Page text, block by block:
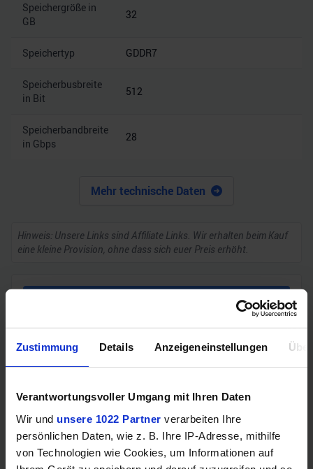
Zustimmung Details Anzeigeneinstellungen
Verantwortungsvoller Umgang mit Ihren Daten
Wir und unsere 1022 Partner verarbeiten Ihre
persönlichen Daten, wie z. B. Ihre IP-Adresse, mithilfe
von Technologien wie Cookies, um Informationen auf
Speichergröße in
GB
32
Speichertyp GDDR7
Speicherbusbreite
in Bit
512
Speicherbandbreite
in Gbps
28
Mehr technische Daten
Hinweis: Unsere Links sind Affiliate Links. Wir erhalten beim Kauf
eine kleine Provision, ohne dass sich euer Preis erhöht.
Vergleichen
GEWINNSPIEL
Gewinne einen MSI Gaming PC mit RTX 5070